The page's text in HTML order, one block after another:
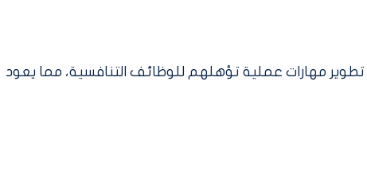
مهارات عملية تؤهلهم للوظائف التنافسية، مما يعود